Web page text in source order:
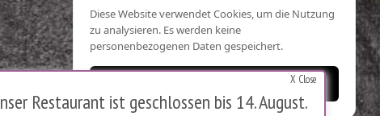
Diese Website verwendet Cookies, um die Nutzung
zu analysieren. Es werden keine
personenbezogenen Daten gespeichert.
X Close
Restaurant ist geschlossen bis 14. August.